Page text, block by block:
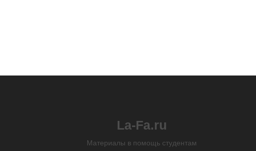
La-Fa.ru
Материалы в помощь студентам